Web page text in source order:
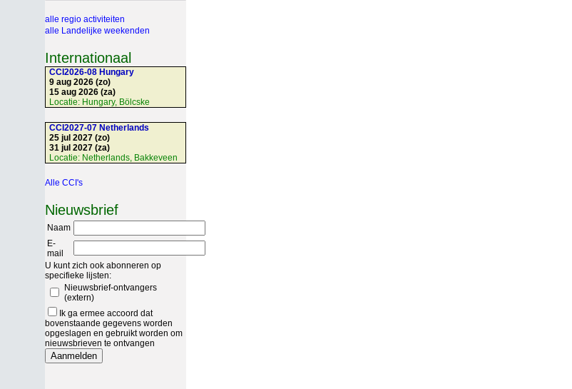
alle regio activiteiten
alle Landelijke weekenden
Internationaal
CCI2026-08 Hungary
9 aug 2026 (zo)
15 aug 2026 (za)
Locatie: Hungary, Bölcske
CCI2027-07 Netherlands
25 jul 2027 (zo)
31 jul 2027 (za)
Locatie: Netherlands, Bakkeveen
Alle CCI's
Nieuwsbrief
Naam
E-
mail
U kunt zich ook abonneren op
specifieke lijsten:
Nieuwsbrief-ontvangers
(extern)
Ik ga ermee accoord dat
bovenstaande gegevens worden
opgeslagen en gebruikt worden om
nieuwsbrieven te ontvangen